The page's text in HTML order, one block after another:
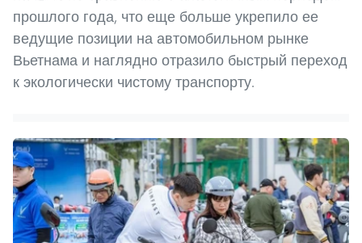
прошлого года, что еще больше укрепило ее
ведущие позиции на автомобильном рынке
Вьетнама и наглядно отразило быстрый переход
к экологически чистому транспорту.